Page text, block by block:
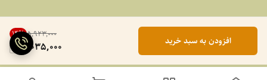
۵٬۹۲۳٬۰۰۰ 14%
5,035,000 افزودن به سبد خرید